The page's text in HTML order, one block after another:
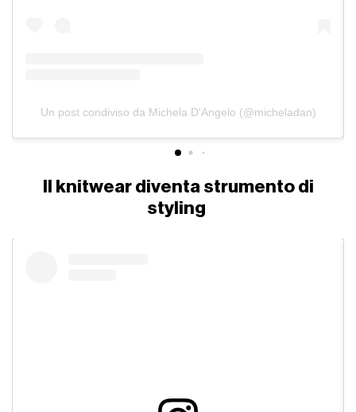
Un post condiviso da Michela D'Angelo (@micheladan)
Il knitwear diventa strumento di
styling